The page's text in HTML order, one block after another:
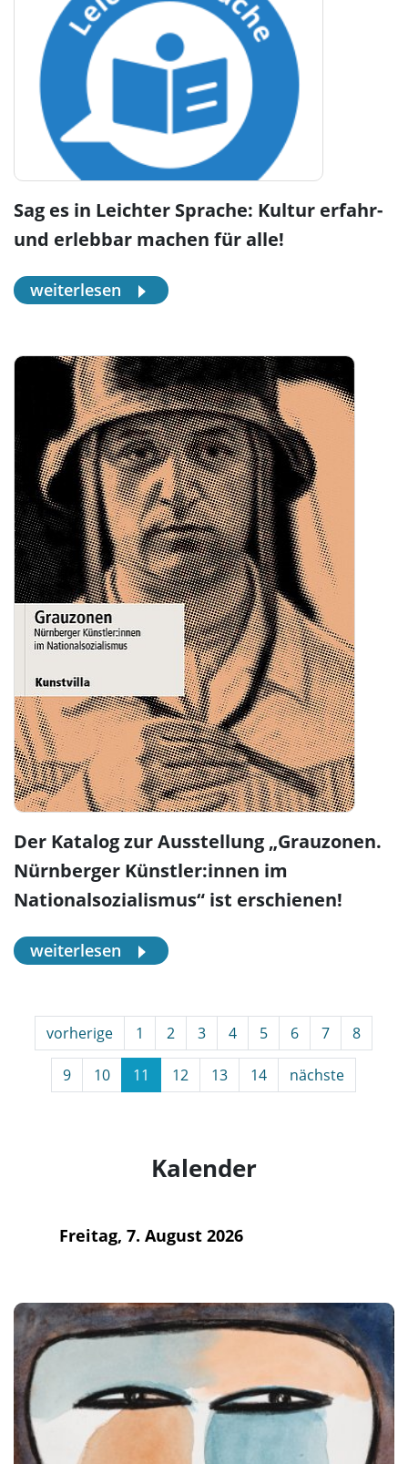
Sag es in Leichter Sprache: Kultur erfahr-
und erlebbar machen für alle!
weiterlesen
Der Katalog zur Ausstellung „Grauzonen.
Nürnberger Künstler:innen im
Nationalsozialismus“ ist erschienen!
weiterlesen
vorherige 1 2 3 4 5 6 7 8
9 10 11 12 13 14 nächste
Kalender
Freitag, 7. August 2026